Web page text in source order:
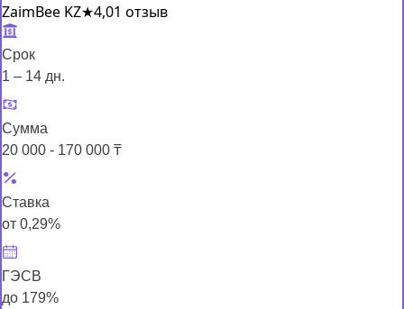
ZaimBee KZ★4,01 отзыв
Срок
1 – 14 дн.
Сумма
20 000 - 170 000 ₸
Ставка
от 0,29%
ГЭСВ
до 179%